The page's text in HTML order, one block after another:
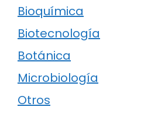
Bioquímica
Biotecnología
Botánica
Microbiología
Otros